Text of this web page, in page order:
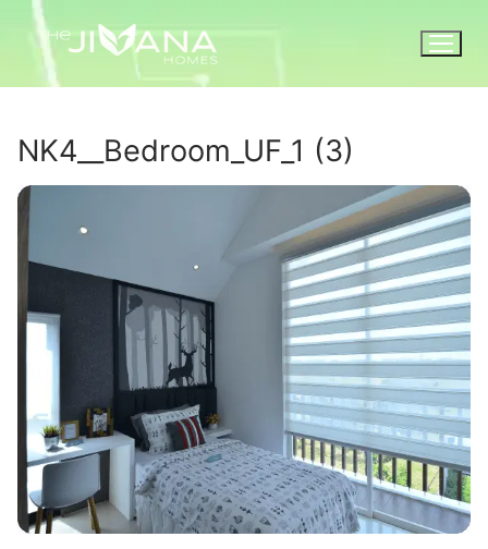
NK4__Bedroom_UF_1 (3)